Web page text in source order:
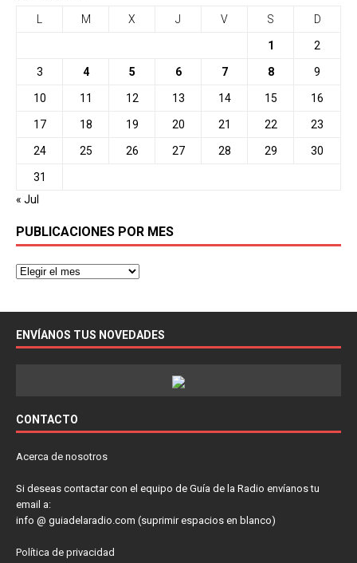
M X J V S D
1 2
3 4 5 6 7 8 9
10 11 12 13 14 15 16
17 18 19 20 21 22 23
24 25 26 27 28 29 30
31
« Jul
PUBLICACIONES POR MES
ENVÍANOS TUS NOVEDADES
CONTACTO
Acerca de nosotros
Si deseas contactar con el equipo de Guía de la Radio envíanos tu
email a:
info @ guiadelaradio.com (suprimir espacios en blanco)
Política de privacidad